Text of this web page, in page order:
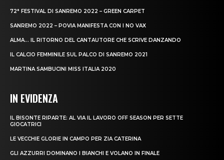
72° FESTIVAL DI SANREMO 2022 – GREEN CARPET
SANREMO 2022 – POVIA MANIFESTA CON I NO VAX
ALMA… IL RITORNO DEL CANTAUTORE CHE SCRIVE DANZANDO
IL CALCIO FEMMINILE SUL PALCO DI SANREMO 2021
MARTINA SAMBUCINI MISS ITALIA 2020
IN EVIDENZA
IL BISONTE RIPARTE: AL VIA IL LAVORO OFF SEASON PER SETTE
GIOCATRICI
LE VECCHIE GLORIE IN CAMPO PER ZIA CATERINA
GLI AZZURRI DOMINANO I BIANCHI E VOLANO IN FINALE